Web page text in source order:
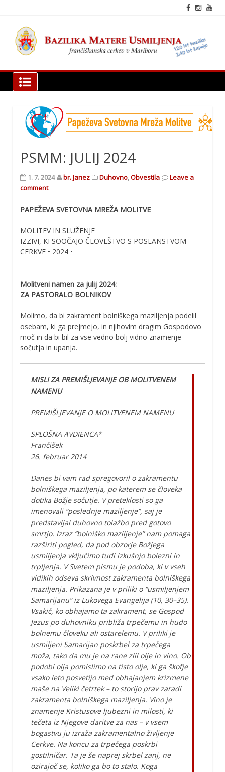
content
Bazilika Matere Usmiljenja
PSMM: JULIJ 2024
1. 7. 2024 br. Janez Duhovno,Obvestila
Leave a
comment
PAPEŽEVA SVETOVNA MREŽA MOLITVE
MOLITEV IN SLUŽENJE
IZZIVI, KI SOOČAJO ČLOVEŠTVO S POSLANSTVOM
CERKVE • 2024 •
Molitveni namen za julij 2024:
ZA PASTORALO BOLNIKOV
Molimo, da bi zakrament bolniškega maziljenja podelil
osebam, ki ga prejmejo, in njihovim dragim Gospodovo
moč in da bi bil za vse vedno bolj vidno znamenje
sočutja in upanja.
MISLI ZA PREMIŠLJEVANJE OB MOLITVENEM
NAMENU
PREMIŠLJEVANJE O MOLITVENEM NAMENU
SPLOŠNA AVDIENCA*
Frančišek
26. februar 2014
Danes bi vam rad spregovoril o zakramentu
bolniškega maziljenja, po katerem se človeka
dotika Božje sočutje. V preteklosti so ga
imenovali “poslednje maziljenje”, saj je
predstavljal duhovno tolažbo pred gotovo
smrtjo. Izraz “bolniško maziljenje” nam pomaga
razširiti pogled, da pod obzorje Božjega
usmiljenja vključimo tudi izkušnjo bolezni in
trpljenja. V Svetem pismu je podoba, ki v vseh
vidikih odseva skrivnost zakramenta bolniškega
maziljenja. Prikazana je v priliki o “usmiljenjem
Samarijanu” iz Lukovega Evangelija (10, 30–35).
Vsakič, ko obhajamo ta zakrament, se Gospod
Jezus po duhovniku približa trpečemu in hudo
bolnemu človeku ali ostarelemu. V priliki je
usmiljeni Samarijan poskrbel za trpečega
moža, tako da mu je na rane zlil olje in vino. Ob
podobi olja pomislimo na tisto olje, ki ga škofje
vsako leto posvetijo med obhajanjem krizmene
maše na Veliki četrtek – to storijo prav zaradi
zakramenta bolniškega maziljenja. Vino je
znamenje Kristusove ljubezni in milosti, ki
tečeta iz Njegove daritve za nas – v vsem
bogastvu ju izraža zakramentalno življenje
Cerkve. Na koncu za trpečega poskrbi
gostilničar. Ta je še naprej skrbel zanj, ne
ozirajoč se, koliko ga bo to stalo. Koga